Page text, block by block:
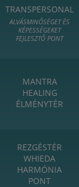
TRANSPERSONAL
ALVÁSMINŐSÉGET ÉS
KÉPESSÉGEKET
FEJLESZTŐ PONT
MANTRA
HEALING
ÉLMÉNYTÉR
REZGÉSTÉR
WHIEDA
HARMÓNIA
PONT